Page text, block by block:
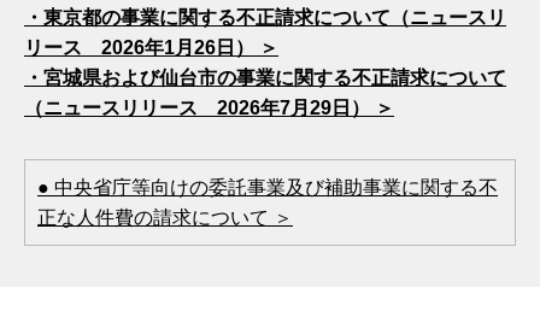
・東京都の事業に関する不正請求について（ニュースリ
リース 2026年1月26日） ＞
・宮城県および仙台市の事業に関する不正請求について
（ニュースリリース 2026年7月29日） ＞
● 中央省庁等向けの委託事業及び補助事業に関する不
正な人件費の請求について ＞